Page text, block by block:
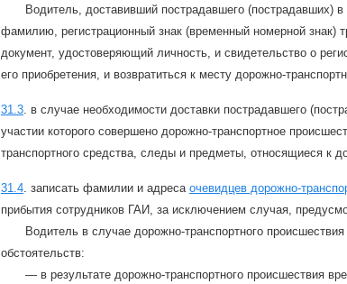
Водитель, доставивший пострадавшего (пострадавших)
фамилию, регистрационный знак (временный номерной знак)
документ, удостоверяющий личность, и свидетельство о
его приобретения, и возвратиться к месту дорожно-
31.3. в случае необходимости доставки пострадавшего
участии которого совершено дорожно-транспортное
транспортного средства, следы и предметы, относящиеся к
31.4. записать фамилии и адреса очевидцев дорожно-
прибытия сотрудников ГАИ, за исключением случая,
Водитель в случае дорожно-транспортного
обстоятельств:
— в результате дорожно-транспортного происшествия